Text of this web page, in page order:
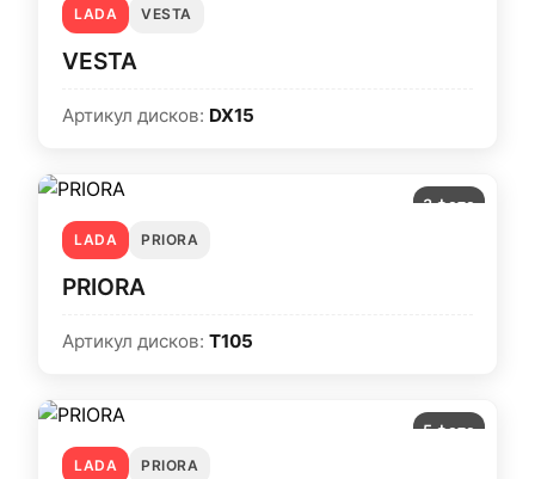
LADA
VESTA
VESTA
Артикул дисков: DX15
3 фото
LADA
PRIORA
PRIORA
Артикул дисков: T105
5 фото
LADA
PRIORA